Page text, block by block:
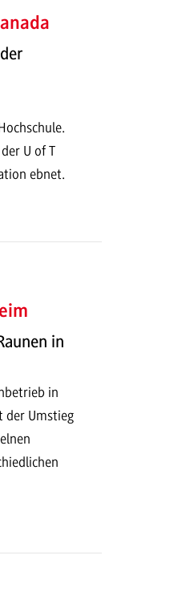
U of T
ebnet.
in
in
der Umstieg